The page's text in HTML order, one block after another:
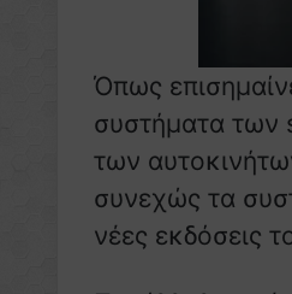
Όπως
συστήματα των
των
συνεχώς τα
νέες εκδόσεις